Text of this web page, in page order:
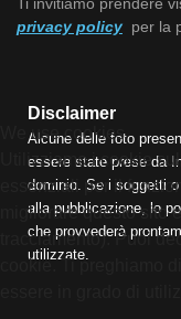
privacy policy per la
Disclaimer
Alcune delle foto
essere state prese da
dominio. Se i soggetti
alla pubblicazione, lo
che provvederà
utilizzate.
We use cookies
Utilizziamo i cookie
essenziali per il
migliorare questo sito
tracciamento). Puoi
cookie. Ti preghiamo